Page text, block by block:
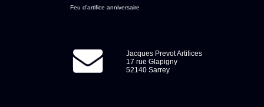
Feu d'artifice anniversaire
Jacques Prevot Artifices
17 rue Glapigny
52140 Sarrey